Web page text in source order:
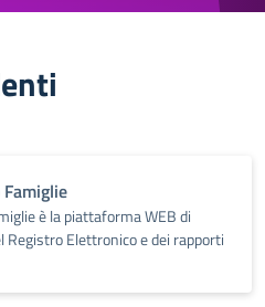
è la piattaforma WEB di
Registro Elettronico e dei rapporti